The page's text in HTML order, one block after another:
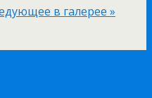
в галерее »